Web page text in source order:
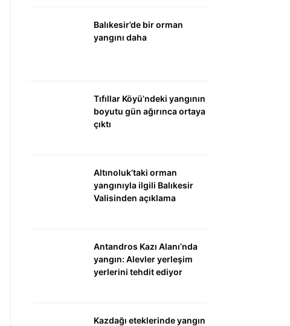
Balıkesir’de bir orman
yangını daha
Tıfıllar Köyü’ndeki yangının
boyutu gün ağırınca ortaya
çıktı
Altınoluk’taki orman
yangınıyla ilgili Balıkesir
Valisinden açıklama
Antandros Kazı Alanı’nda
yangın: Alevler yerleşim
yerlerini tehdit ediyor
Kazdağı eteklerinde yangın